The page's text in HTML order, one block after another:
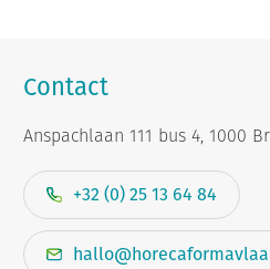
Contact
Anspachlaan 111 bus 4, 1000
+32 (0) 25 13 64 84